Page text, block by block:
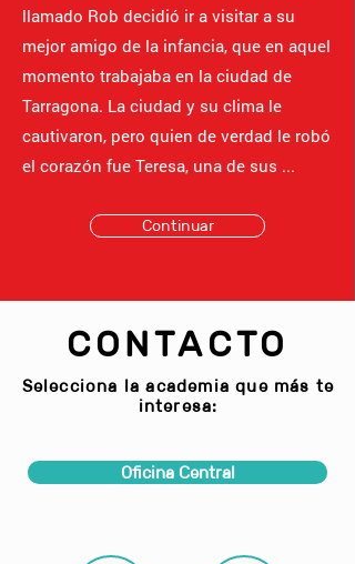
llamado Rob decidió ir a visitar a su
mejor amigo de la infancia, que en aquel
momento trabajaba en la ciudad de
Tarragona. La ciudad y su clima le
cautivaron, pero quien de verdad le robó
el corazón fue Teresa, una de sus ...
Continuar
CONTACTO
Selecciona la academia que más te
interesa:
Oficina Central